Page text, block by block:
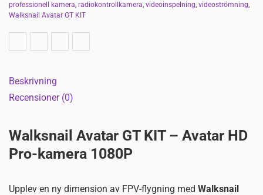
professionell kamera, radiokontrollkamera, videoinspelning, videoströmning,
Walksnail Avatar GT KIT
Beskrivning
Recensioner (0)
Walksnail Avatar GT KIT – Avatar HD
Pro-kamera 1080P
Upplev en ny dimension av FPV-flygning med Walksnail